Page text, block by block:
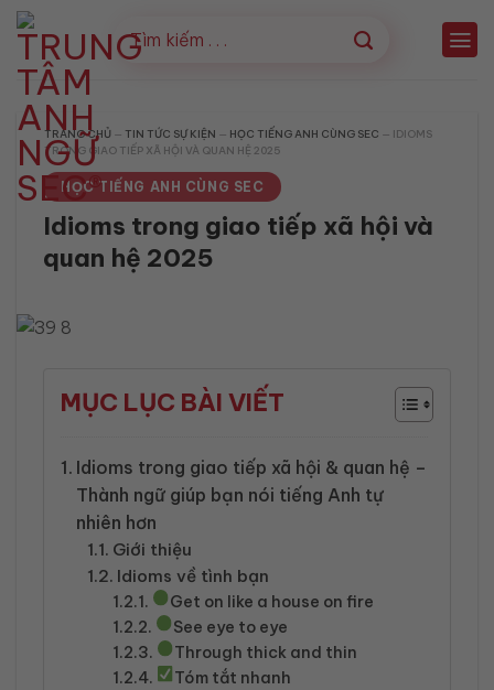
Bỏ
qua
nội
dung
TRANG CHỦ — TIN TỨC SỰ KIỆN — HỌC TIẾNG ANH CÙNG SEC — IDIOMS
TRONG GIAO TIẾP XÃ HỘI VÀ QUAN HỆ 2025
HỌC TIẾNG ANH CÙNG SEC
Idioms trong giao tiếp xã hội và
quan hệ 2025
MỤC LỤC BÀI VIẾT
Idioms trong giao tiếp xã hội & quan hệ –
Thành ngữ giúp bạn nói tiếng Anh tự
nhiên hơn
Giới thiệu
Idioms về tình bạn
Get on like a house on fire
See eye to eye
Through thick and thin
Tóm tắt nhanh